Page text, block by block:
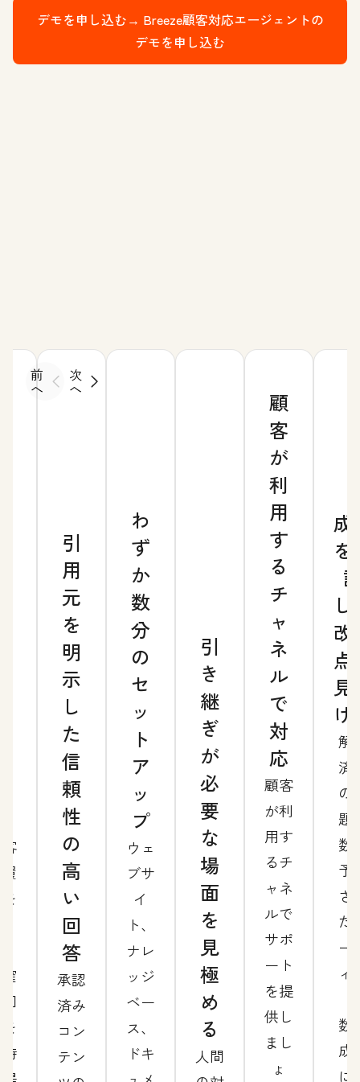
デモを申し込む→ Breeze顧客対応エージェントの
デモを申し込む
前
へ
次
へ
引
用
元
を
明
示
し
た
信
頼
性
の
高
い
回
答
承認
済み
コン
テン
わ
ず
か
数
分
の
セ
ッ
ト
ア
ッ
プ
ウェ
ブサ
イ
ト、
ナレ
ッジ
ベー
ス、
ドキ
引
き
継
ぎ
が
必
要
な
場
面
を
見
極
め
る
人間
顧
客
が
利
用
す
る
チ
ャ
ネ
ル
で
対
応
顧客
が利
用す
るチ
ャネ
ルで
サポ
ート
を提
供し
まし
ょ
成
を
改
点
見
け
解
済
の
題
数
予
さ
た
ー
ィ
数
成
に